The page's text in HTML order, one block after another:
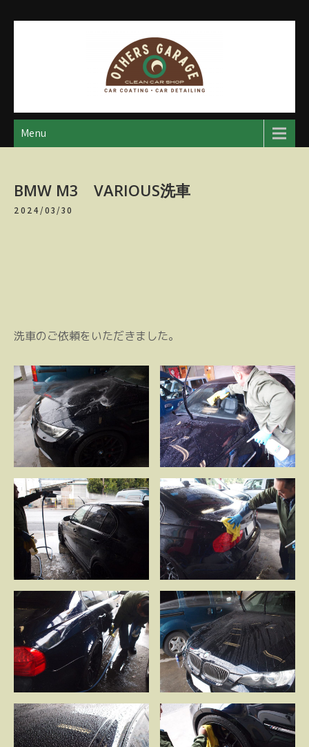
アザースガレージ
【神奈川・厚木・愛川】カーメンテナンス
Menu
BMW M3 VARIOUS洗車
2024/03/30
洗車のご依頼をいただきました。